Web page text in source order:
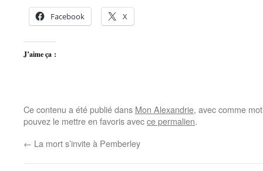
Facebook X
J’aime ça :
Ce contenu a été publié dans Mon Alexandrie, avec comme
pouvez le mettre en favoris avecce permalien.
← La mort s’invite à Pemberley